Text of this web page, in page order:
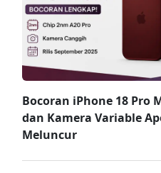
Bocoran iPhone 18 Pro
dan Kamera Variable
Meluncur